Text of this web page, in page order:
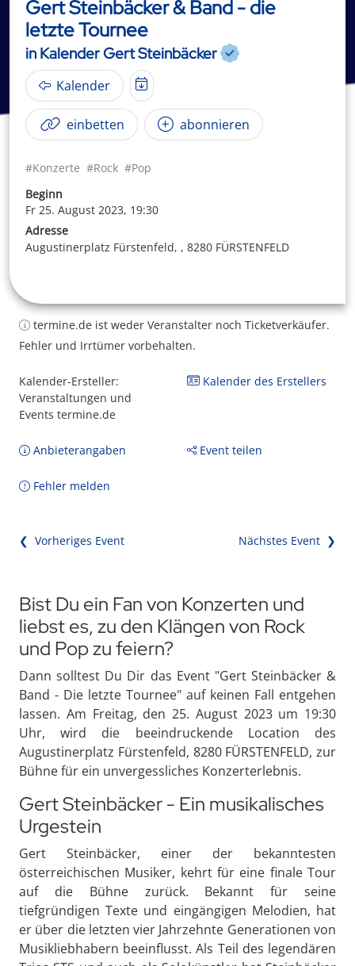
Gert Steinbäcker & Band - die
letzte Tournee
in Kalender Gert Steinbäcker
Kalender
einbetten abonnieren
#Konzerte #Rock #Pop
Beginn
Fr 25. August 2023, 19:30
Adresse
Augustinerplatz Fürstenfeld, , 8280 FÜRSTENFELD
termine.de ist weder Veranstalter noch Ticketverkäufer.
Fehler und Irrtümer vorbehalten.
Kalender-Ersteller:
Veranstaltungen und
Events termine.de
Kalender des Erstellers
Anbieterangaben Event teilen
Fehler melden
❮ Vorheriges Event Nächstes Event ❯
Bist Du ein Fan von Konzerten und
liebst es, zu den Klängen von Rock
und Pop zu feiern?
Dann solltest Du Dir das Event "Gert Steinbäcker &
Band - Die letzte Tournee" auf keinen Fall entgehen
lassen. Am Freitag, den 25. August 2023 um 19:30
Uhr, wird die beeindruckende Location des
Augustinerplatz Fürstenfeld, 8280 FÜRSTENFELD, zur
Bühne für ein unvergessliches Konzerterlebnis.
Gert Steinbäcker - Ein musikalisches
Urgestein
Gert Steinbäcker, einer der bekanntesten
österreichischen Musiker, kehrt für eine finale Tour
auf die Bühne zurück. Bekannt für seine
tiefgründigen Texte und eingängigen Melodien, hat
er über die letzten vier Jahrzehnte Generationen von
Musikliebhabern beeinflusst. Als Teil des legendären